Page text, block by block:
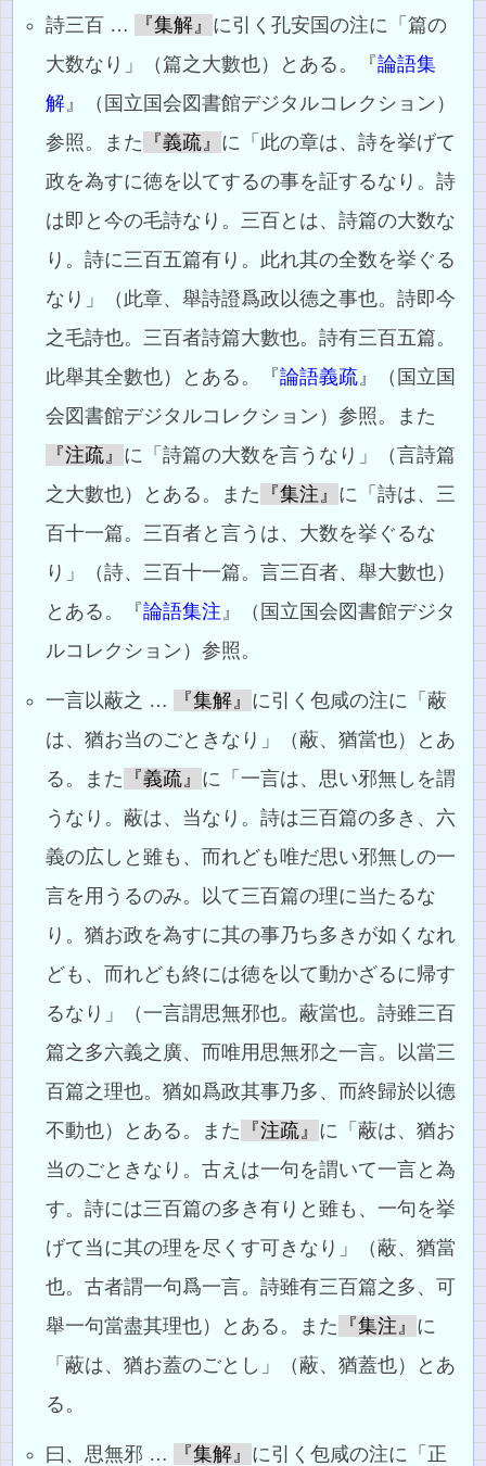
詩三百 … 『集解』 に引く孔安国の注に「篇の
大数なり」（篇之大數也）とある。『論語集
解 』（国立国会図書館デジタルコレクション）
参照。また
『義疏』 に「此の章は、詩を挙げて
政を為すに徳を以てするの事を証するなり。詩
は即と今の毛詩なり。三百とは、詩篇の大数な
り。詩に三百五篇有り。此れ其の全数を挙ぐる
なり」（此章、舉詩證爲政以德之事也。詩即今
之毛詩也。三百者詩篇大數也。詩有三百五篇。
此舉其全數也）とある。『論語義疏 』（国立国
会図書館デジタルコレクション）参照。また
『注疏』 に「詩篇の大数を言うなり」（言詩篇
之大數也）とある。また
『集注』 に「詩は、三
百十一篇。三百者と言うは、大数を挙ぐるな
り」（詩、三百十一篇。言三百者、舉大數也）
とある。『論語集注 』（国立国会図書館デジタ
ルコレクション）参照。
一言以蔽之 … 『集解』 に引く包咸の注に「蔽
は、猶お当のごときなり」（蔽、猶當也）とあ
る。また
『義疏』 に「一言は、思い邪無しを謂
うなり。蔽は、当なり。詩は三百篇の多き、六
義の広しと雖も、而れども唯だ思い邪無しの一
言を用うるのみ。以て三百篇の理に当たるな
り。猶お政を為すに其の事乃ち多きが如くなれ
ども、而れども終には徳を以て動かざるに帰す
るなり」（一言謂思無邪也。蔽當也。詩雖三百
篇之多六義之廣、而唯用思無邪之一言。以當三
百篇之理也。猶如爲政其事乃多、而終歸於以德
不動也）とある。また
『注疏』 に「蔽は、猶お
当のごときなり。古えは一句を謂いて一言と為
す。詩には三百篇の多き有りと雖も、一句を挙
げて当に其の理を尽くす可きなり」（蔽、猶當
也。古者謂一句爲一言。詩雖有三百篇之多、可
舉一句當盡其理也）とある。また
『集注』 に
「蔽は、猶お蓋のごとし」（蔽、猶蓋也）とあ
る。
曰、思無邪 … 『集解』 に引く包咸の注に「正